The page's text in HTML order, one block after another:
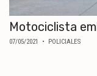
Motociclista
07/05/2021 • POLICIALES